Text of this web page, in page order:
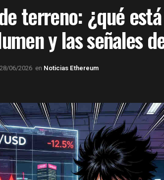
terreno: ¿qué
y las señales
28/06/2026 en Noticias Ethereum